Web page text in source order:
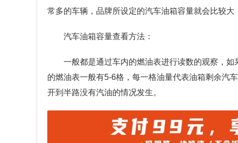
常多的车辆，品牌所设定的汽车油箱容量就会比较大
汽车油箱容量查看方法：
一般都是通过车内的燃油表进行读数的观察，
的燃油表一般有5-6格，每一格油量代表油箱剩余汽
开到半路没有汽油的情况发生。